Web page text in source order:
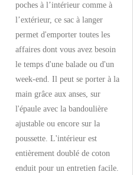
poches à l’intérieur comme à
l’extérieur, ce sac à langer
permet d'emporter toutes les
affaires dont vous avez besoin
le temps d'une balade ou d'un
week-end. Il peut se porter à la
main grâce aux anses, sur
l'épaule avec la bandoulière
ajustable ou encore sur la
poussette. L'intérieur est
entièrement doublé de coton
enduit pour un entretien facile.